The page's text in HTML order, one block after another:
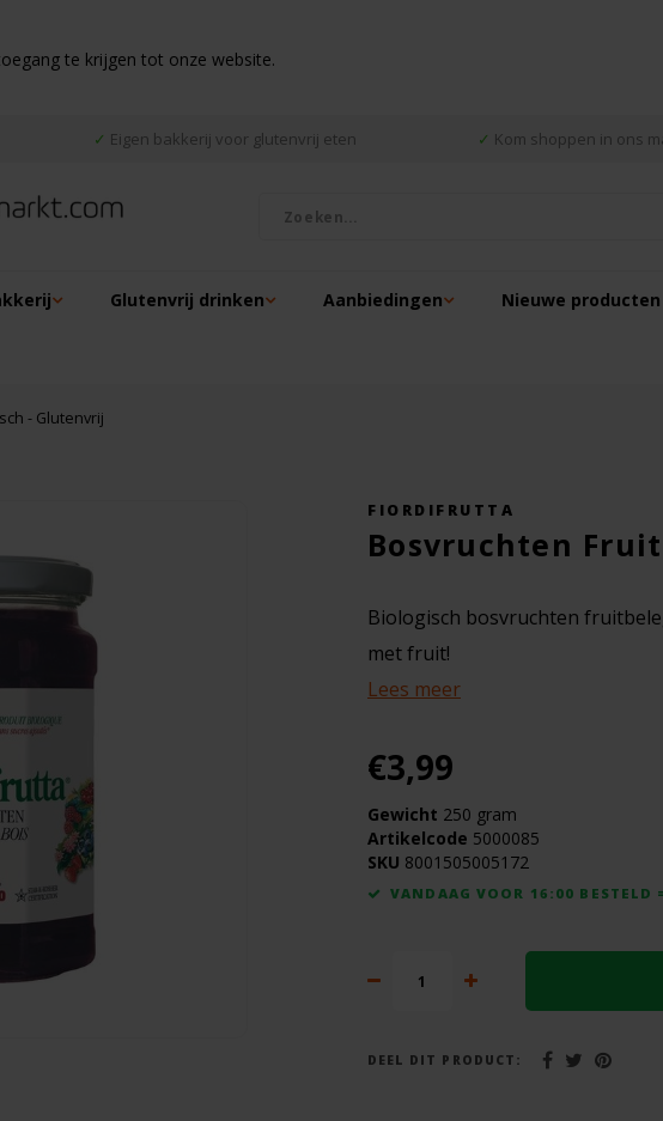
te krijgen tot onze website.
✓ Eigen bakkerij voor glutenvrij eten ✓ Kom shoppen in ons
Glutenvrij drinken Aanbiedingen Nieuwe producten
- Glutenvrij
- Glutenvrij
FIORDIFRUTTA
Bosvruchten
Biologisch bosvruchten
met fruit!
Lees meer
€3,99
Gewicht 250 gram
Artikelcode 5000085
SKU 8001505005172
VANDAAG VOOR 16:00 BESTELD
DEEL DIT PRODUCT: